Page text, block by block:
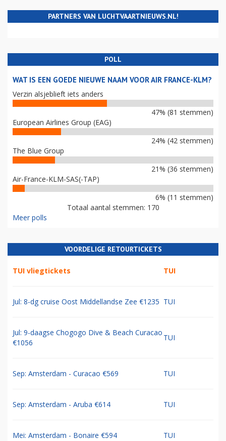
PARTNERS VAN LUCHTVAARTNIEUWS.NL!
POLL
WAT IS EEN GOEDE NIEUWE NAAM VOOR AIR FRANCE-KLM?
Verzin alsjeblieft iets anders
47% (81 stemmen)
European Airlines Group (EAG)
24% (42 stemmen)
The Blue Group
21% (36 stemmen)
Air-France-KLM-SAS(-TAP)
6% (11 stemmen)
Totaal aantal stemmen: 170
Meer polls
VOORDELIGE RETOURTICKETS
TUI vliegtickets TUI
Jul: 8-dg cruise Oost Middellandse Zee €1235 TUI
Jul: 9-daagse Chogogo Dive & Beach Curacao
€1056
TUI
Sep: Amsterdam - Curacao €569 TUI
Sep: Amsterdam - Aruba €614 TUI
Mei: Amsterdam - Bonaire €594 TUI